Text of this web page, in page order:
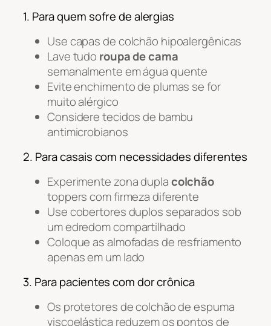
1. Para quem sofre de alergias
Use capas de colchão hipoalergênicas
Lave tudo roupa de cama
semanalmente em água quente
Evite enchimento de plumas se for
muito alérgico
Considere tecidos de bambu
antimicrobianos
2. Para casais com necessidades diferentes
Experimente zona duplacolchão
toppers com firmeza diferente
Use cobertores duplos separados sob
um edredom compartilhado
Coloque as almofadas de resfriamento
apenas em um lado
3. Para pacientes com dor crônica
Os protetores de colchão de espuma
viscoelástica reduzem os pontos de